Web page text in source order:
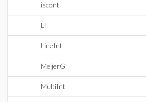
iscont
Li
LineInt
MeijerG
MultiInt